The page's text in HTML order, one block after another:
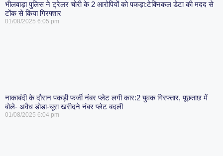
भीलवाड़ा पुलिस ने ट्रेलर चोरी के 2 आरोपियों को पकड़ा:टेक्निकल डेटा की मदद से
टोंक से किया गिरफ्तार
01/08/2025 6:05 pm
नाकाबंदी के दौरान पकड़ी फर्जी नंबर प्लेट लगी कार:2 युवक गिरफ्तार, पूछताछ में
बोले- अवैध डोडा-चूरा खरीदने नंबर प्लेट बदली
01/08/2025 6:04 pm